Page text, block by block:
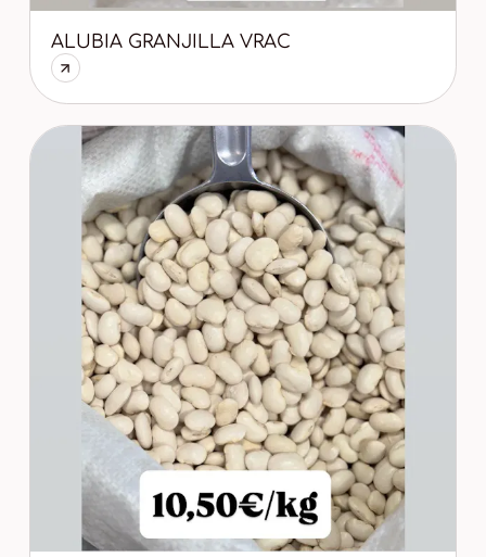
ALUBIA GRANJILLA VRAC